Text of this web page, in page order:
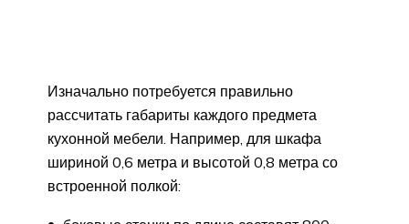
Изначально потребуется правильно
рассчитать габариты каждого предмета
кухонной мебели. Например, для шкафа
шириной 0,6 метра и высотой 0,8 метра со
встроенной полкой: